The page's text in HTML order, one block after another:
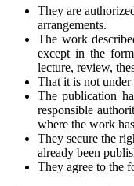
They are
arrangements.
The work
except in the
lecture, review,
That it is not
The publication
responsible
where the work
They secure the
already been
They agree to the